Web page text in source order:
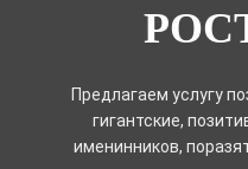
Предлагаем услугу
гигантские,
именинников,